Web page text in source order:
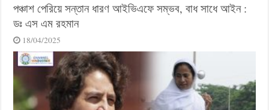
পঞ্চাশ পেরিয়ে সন্তান ধারণ আইভিএফে সম্ভব, বাধ সাধে আইন :
ডঃ এস এম রহমান
18/04/2025